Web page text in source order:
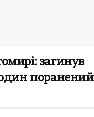
загинув
поранений